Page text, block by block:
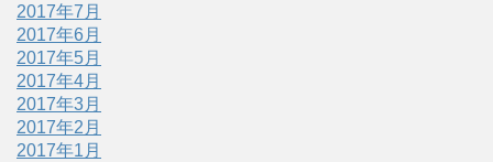
2017年7月
2017年6月
2017年5月
2017年4月
2017年3月
2017年2月
2017年1月